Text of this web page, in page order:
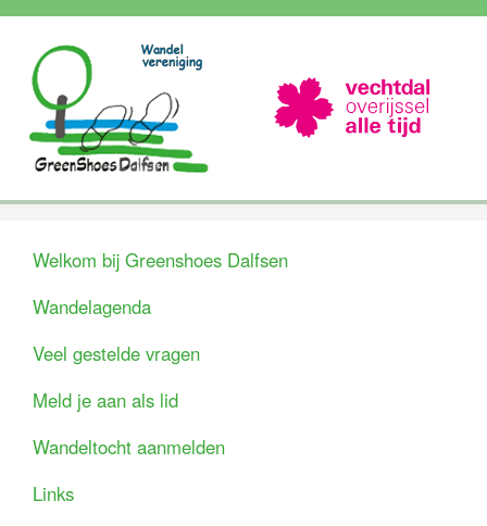
Welkom bij Greenshoes Dalfsen
Wandelagenda
Veel gestelde vragen
Meld je aan als lid
Wandeltocht aanmelden
Links